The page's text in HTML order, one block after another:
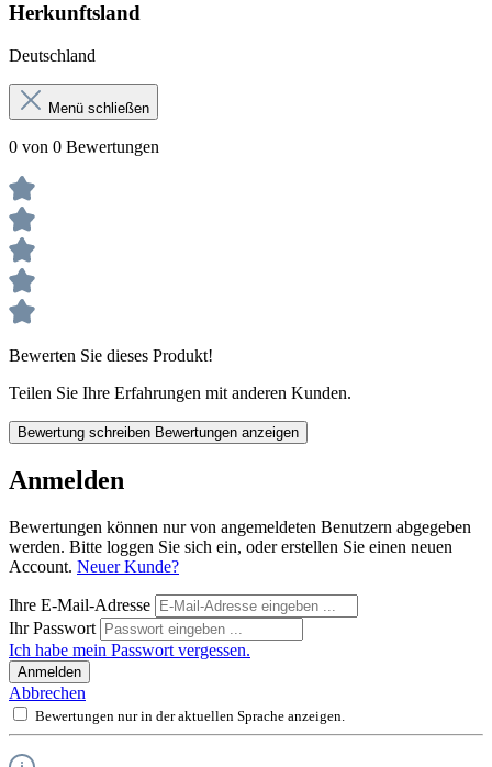
Herkunftsland
Deutschland
Menü schließen
0 von 0 Bewertungen
Bewerten Sie dieses Produkt!
Teilen Sie Ihre Erfahrungen mit anderen Kunden.
Bewertung schreiben Bewertungen anzeigen
Anmelden
Bewertungen können nur von angemeldeten Benutzern abgegeben
werden. Bitte loggen Sie sich ein, oder erstellen Sie einen neuen
Account. Neuer Kunde?
Ihre E-Mail-Adresse
Ihr Passwort
Ich habe mein Passwort vergessen.
Anmelden
Abbrechen
Bewertungen nur in der aktuellen Sprache anzeigen.